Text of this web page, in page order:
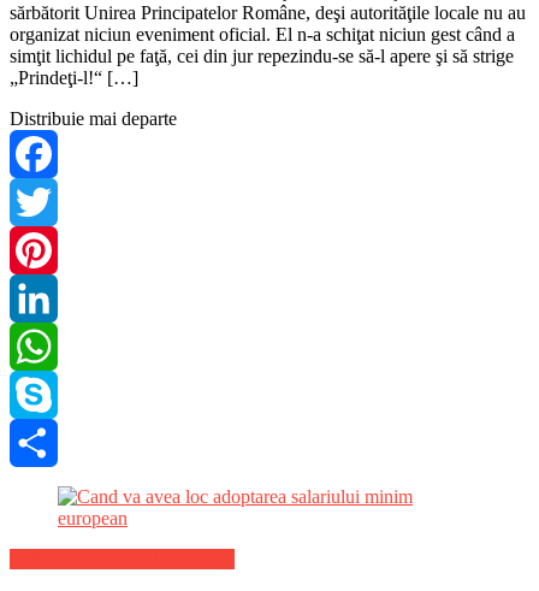
sărbătorit Unirea Principatelor Române, deşi autorităţile locale nu au
organizat niciun eveniment oficial. El n-a schiţat niciun gest când a
simţit lichidul pe faţă, cei din jur repezindu-se să-l apere şi să strige
„Prindeţi-l!“ […]
Distribuie mai departe
Facebook
Twitter
Pinterest
LinkedIn
WhatsApp
Skype